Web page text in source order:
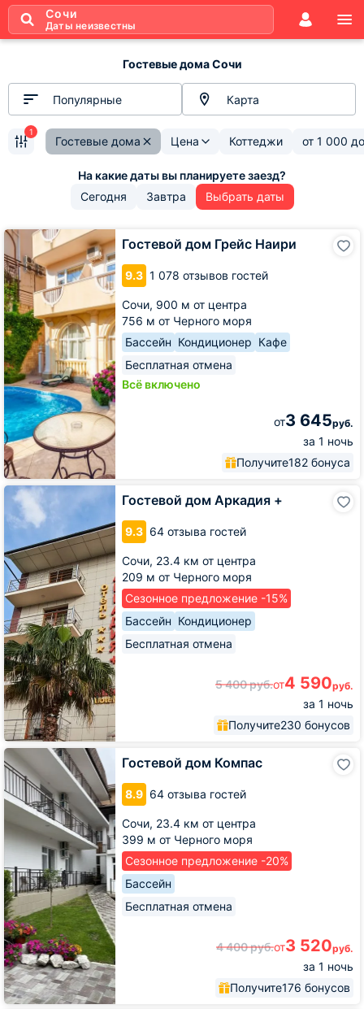
Сочи
Даты неизвестны
Гостевые дома Сочи
Популярные Карта
Гостевые дома Цена Коттеджи от 1 000
1
Сегодня Завтра Выбрать даты
Гостевой дом Грейс Наири
9.3 1 078 отзывов гостей
Сочи, 900 м от центра
756 м от Черного моря
Бассейн Кондиционер Кафе
Бесплатная отмена
Всё включено
от3 645руб.
за 1 ночь
Получите182 бонуса
Гостевой
дом
Грейс
Наири
Гостевой дом Аркадия +
9.3 64 отзыва гостей
Сочи, 23.4 км от центра
209 м от Черного моря
Сезонное предложение -15%
Бассейн Кондиционер
Бесплатная отмена
5 400руб.от4 590руб.
за 1 ночь
Получите230 бонусов
Гостевой
дом
Аркадия
Гостевой дом Компас
8.9 64 отзыва гостей
Сочи, 23.4 км от центра
399 м от Черного моря
Сезонное предложение -20%
Бассейн
Бесплатная отмена
4 400руб.от3 520руб.
за 1 ночь
Получите176 бонусов
Гостевой
дом
Компас